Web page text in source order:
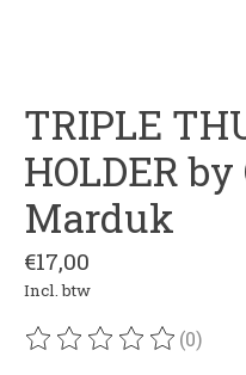
TRIPLE
HOLDER
Marduk
€17,00
Incl. btw
De beoordeling van dit
(0)